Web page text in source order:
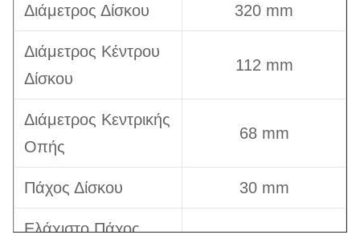
Διάμετρος Δίσκου 320 mm
Διάμετρος Κέντρου
Δίσκου
112 mm
Διάμετρος Κεντρικής
Οπής
68 mm
Πάχος Δίσκου 30 mm
Ελάχιστο Πάχος